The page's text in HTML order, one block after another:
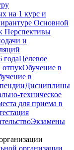
на 1 курс и
Основной
Перспективы
и
годаЦелевое
отпукОбучение в
в
Дисциплины
техническое
для приема в
Экзамены
организации